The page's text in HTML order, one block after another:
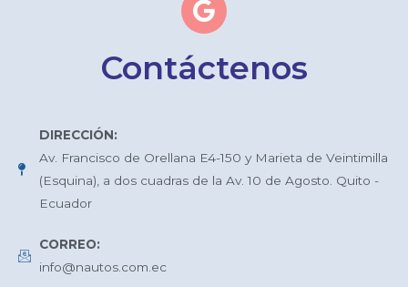
Contáctenos
DIRECCIÓN:
Av. Francisco de Orellana E4-150 y Marieta de Veintimilla
(Esquina), a dos cuadras de la Av. 10 de Agosto. Quito -
Ecuador
CORREO:
info@nautos.com.ec